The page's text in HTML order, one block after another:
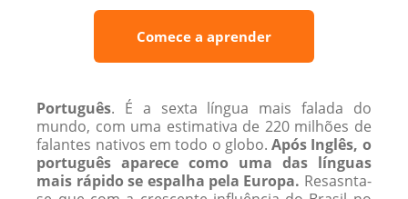
Comece a aprender
Português. É a sexta língua mais falada do
mundo, com uma estimativa de 220 ​​milhões de
falantes nativos em todo o globo.Após Inglês, o
português aparece como uma das línguas
mais rápido se espalha pela Europa. Resasnta-